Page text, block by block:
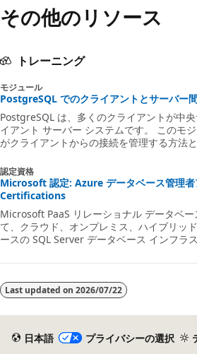
その他のリソース
トレーニング
モジュール
PostgreSQL でのクライアントとサーバー
PostgreSQL は、多くのクライアントが中
イアント サーバー システムです。 このモ
がクライアントからの接続を管理する方法
認定資格
Microsoft 認定: Azure データベース管理者
Certifications
Microsoft PaaS リレーショナル データベ
て、クラウド、オンプレミス、ハイブリッ
ースの SQL Server データベース インフラ
Last updated on 2026/07/22
日本語 プライバシーの選択